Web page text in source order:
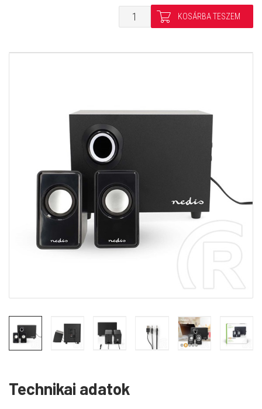
Technikai adatok